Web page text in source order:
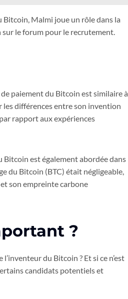
Bitcoin, Malmi joue un rôle dans la
le forum pour le recrutement.
paiement du Bitcoin est similaire à
les différences entre son invention
rapport aux expériences
est également abordée dans
du Bitcoin (BTC) était négligeable,
son empreinte carbone
?
du Bitcoin ? Et si ce n’est
candidats potentiels et